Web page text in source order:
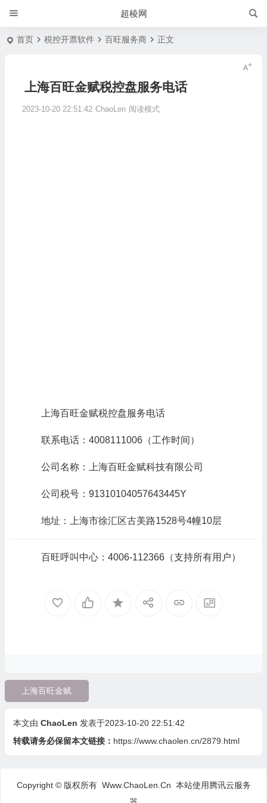
超棱网
首页 税控开票软件 百旺服务商 正文
上海百旺金赋税控盘服务电话
2023-10-20 22:51:42 ChaoLen 阅读模式
上海百旺金赋税控盘服务电话
联系电话：4008111006（工作时间）
公司名称：上海百旺金赋科技有限公司
公司税号：91310104057643445Y
地址：上海市徐汇区古美路1528号4幢10层
百旺呼叫中心：4006-112366（支持所有用户）
上海百旺金赋
本文由 ChaoLen 发表于2023-10-20 22:51:42
转载请务必保留本文链接： https://www.chaolen.cn/2879.html
Copyright © 版权所有 Www.ChaoLen.Cn 本站使用腾讯云服务